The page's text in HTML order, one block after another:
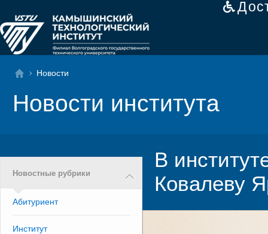
Новости
Новости института
Новостные рубрики
Абитуриент
Институт
В
Ковалеву